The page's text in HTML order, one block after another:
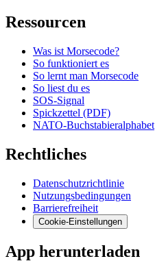
Ressourcen
Was ist Morsecode?
So funktioniert es
So lernt man Morsecode
So liest du es
SOS-Signal
Spickzettel (PDF)
NATO-Buchstabieralphabet
Rechtliches
Datenschutzrichtlinie
Nutzungsbedingungen
Barrierefreiheit
Cookie-Einstellungen
App herunterladen